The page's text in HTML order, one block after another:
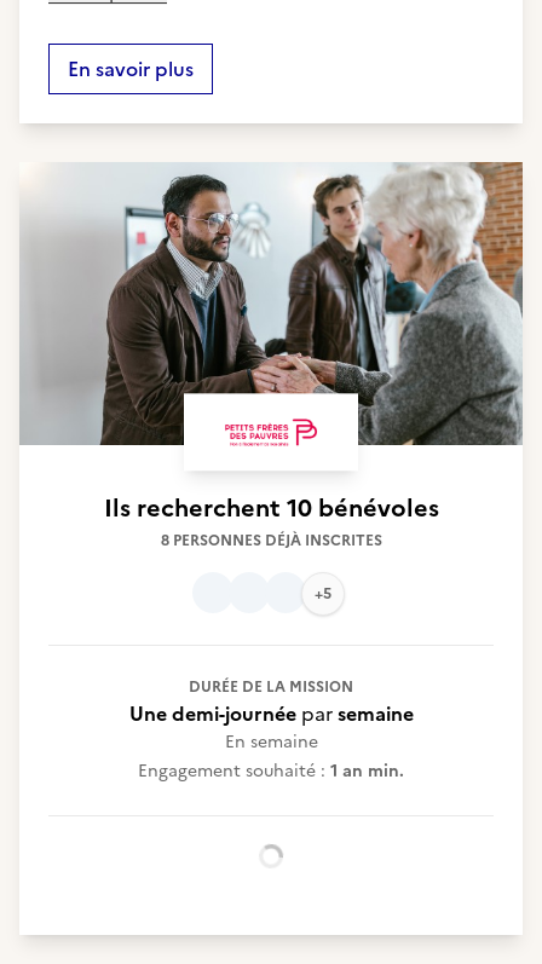
En savoir plus
Ils recherchent 10 bénévoles
8 PERSONNES DÉJÀ INSCRITES
+5
DURÉE DE LA MISSION
Une demi-journéeparsemaine
En semaine
Engagement souhaité : 1 an min.